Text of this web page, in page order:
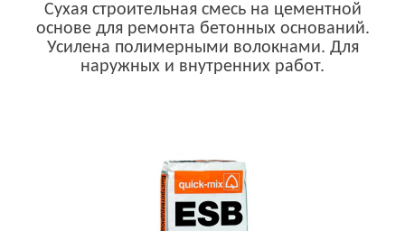
Сухая строительная смесь на цементной
основе для ремонта бетонных оснований.
Усилена полимерными волокнами. Для
наружных и внутренних работ.